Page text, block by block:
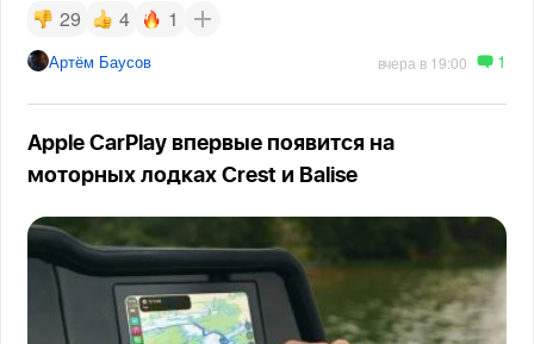
29 4 1
Артём Баусов вчера в 19:00 1
Apple CarPlay впервые появится на
моторных лодках Crest и Balise